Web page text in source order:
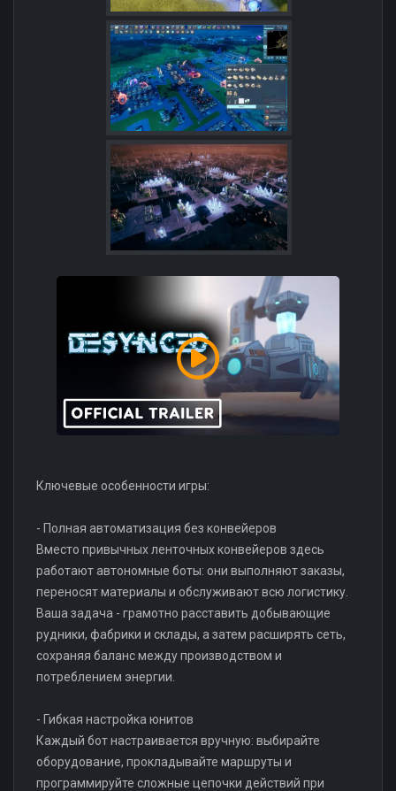
Ключевые особенности игры:
- Полная автоматизация без конвейеров
Вместо привычных ленточных конвейеров здесь
работают автономные боты: они выполняют заказы,
переносят материалы и обслуживают всю логистику.
Ваша задача - грамотно расставить добывающие
рудники, фабрики и склады, а затем расширять сеть,
сохраняя баланс между производством и
потреблением энергии.
- Гибкая настройка юнитов
Каждый бот настраивается вручную: выбирайте
оборудование, прокладывайте маршруты и
программируйте сложные цепочки действий при